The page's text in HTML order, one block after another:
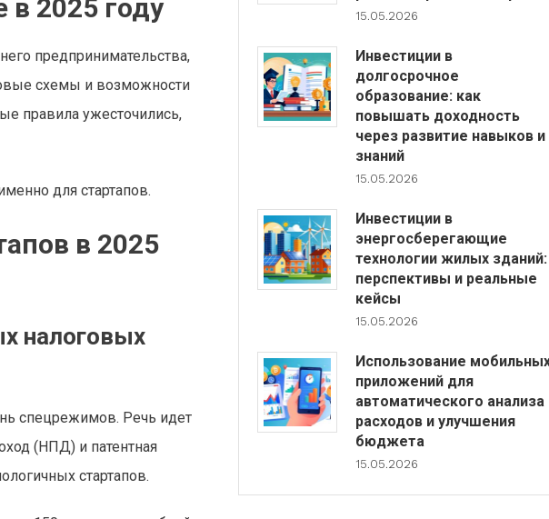
2025 году
предпринимательства,
схемы и возможности
правила ужесточились,
для стартапов.
в 2025
налоговых
спецрежимов. Речь идет
(НПД) и патентная
стартапов.
15.05.2026
Инвестиции в
долгосрочное
образование: как
повышать доходность
через развитие навыков и
знаний
15.05.2026
Инвестиции в
энергосберегающие
технологии жилых зданий:
перспективы и реальные
кейсы
15.05.2026
Использование
приложений для
автоматического анализа
расходов и улучшения
бюджета
15.05.2026